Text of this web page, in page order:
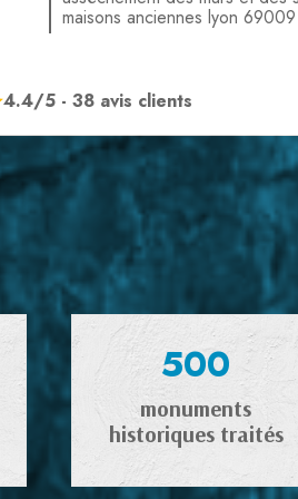
maisons anciennes lyon 69009
4.4/5 - 38 avis clients
500
monuments
historiques traités